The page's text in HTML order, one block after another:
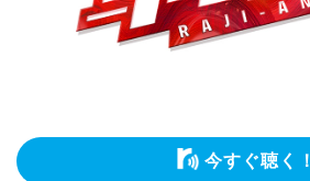
今すぐ聴く！